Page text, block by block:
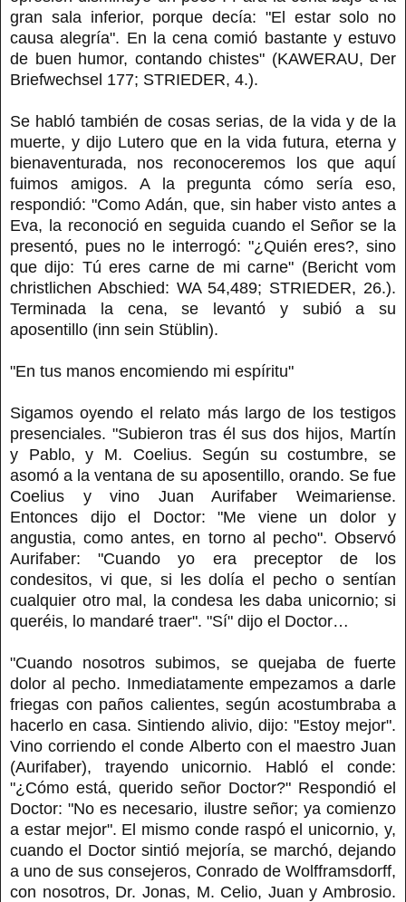
gran sala inferior, porque decía: "El estar solo no
causa alegría". En la cena comió bastante y estuvo
de buen humor, contando chistes" (KAWERAU, Der
Briefwechsel 177; STRIEDER, 4.).
Se habló también de cosas serias, de la vida y de la
muerte, y dijo Lutero que en la vida futura, eterna y
bienaventurada, nos reconoceremos los que aquí
fuimos amigos. A la pregunta cómo sería eso,
respondió: "Como Adán, que, sin haber visto antes a
Eva, la reconoció en seguida cuando el Señor se la
presentó, pues no le interrogó: "¿Quién eres?, sino
que dijo: Tú eres carne de mi carne" (Bericht vom
christlichen Abschied: WA 54,489; STRIEDER, 26.).
Terminada la cena, se levantó y subió a su
aposentillo (inn sein Stüblin).
"En tus manos encomiendo mi espíritu"
Sigamos oyendo el relato más largo de los testigos
presenciales. "Subieron tras él sus dos hijos, Martín
y Pablo, y M. Coelius. Según su costumbre, se
asomó a la ventana de su aposentillo, orando. Se fue
Coelius y vino Juan Aurifaber Weimariense.
Entonces dijo el Doctor: "Me viene un dolor y
angustia, como antes, en torno al pecho". Observó
Aurifaber: "Cuando yo era preceptor de los
condesitos, vi que, si les dolía el pecho o sentían
cualquier otro mal, la condesa les daba unicornio; si
queréis, lo mandaré traer". "Sí" dijo el Doctor…
"Cuando nosotros subimos, se quejaba de fuerte
dolor al pecho. Inmediatamente empezamos a darle
friegas con paños calientes, según acostumbraba a
hacerlo en casa. Sintiendo alivio, dijo: "Estoy mejor".
Vino corriendo el conde Alberto con el maestro Juan
(Aurifaber), trayendo unicornio. Habló el conde:
"¿Cómo está, querido señor Doctor?" Respondió el
Doctor: "No es necesario, ilustre señor; ya comienzo
a estar mejor". El mismo conde raspó el unicornio, y,
cuando el Doctor sintió mejoría, se marchó, dejando
a uno de sus consejeros, Conrado de Wolfframsdorff,
con nosotros, Dr. Jonas, M. Celio, Juan y Ambrosio.